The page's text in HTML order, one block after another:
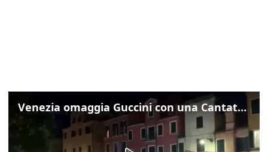
Venezia omaggia Guccini con una Cantata Anarchica in campo Santa Margherita